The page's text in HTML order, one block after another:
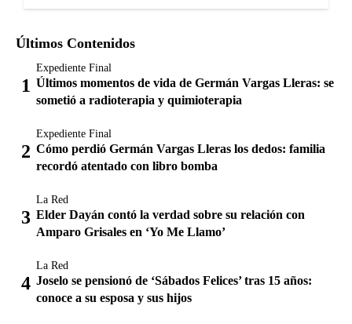
Últimos Contenidos
Expediente Final
Últimos momentos de vida de Germán Vargas Lleras: se
sometió a radioterapia y quimioterapia
Expediente Final
Cómo perdió Germán Vargas Lleras los dedos: familia
recordó atentado con libro bomba
La Red
Elder Dayán contó la verdad sobre su relación con
Amparo Grisales en ‘Yo Me Llamo’
La Red
Joselo se pensionó de ‘Sábados Felices’ tras 15 años:
conoce a su esposa y sus hijos